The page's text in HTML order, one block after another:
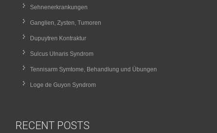
Sehnenerkrankungen
Ganglien, Zysten, Tumoren
Dupuytren Kontraktur
Sulcus Ulnaris Syndrom
Tennisarm Symtome, Behandlung und Übungen
Loge de Guyon Syndrom
RECENT POSTS